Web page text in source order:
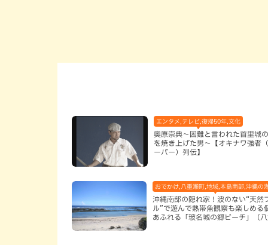
エンタメ,テレビ,復帰50年,文化
奥原崇典～困難と言われた首里城
を焼き上げた男～【オキナワ強者
ーバー）列伝】
おでかけ,八重瀬町,地域,本島南部,沖縄の
沖縄南部の隠れ家！波のない“天然
ル”で遊んで熱帯魚観察も楽しめる
あふれる「玻名城の郷ビーチ」（